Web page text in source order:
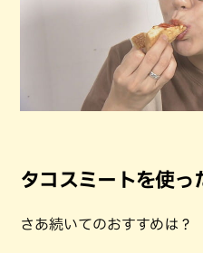
タコスミートを使っ
さあ続いてのおすすめは？